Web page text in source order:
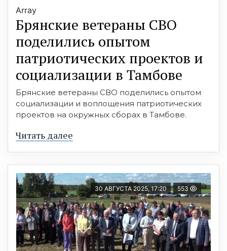
Array
Брянские ветераны СВО
поделились опытом
патриотических проектов и
социализации в Тамбове
Брянские ветераны СВО поделились опытом
социализации и воплощения патриотических
проектов на окружных сборах в Тамбове.
Читать далее
30 АВГУСТА 2025, 17:20 553